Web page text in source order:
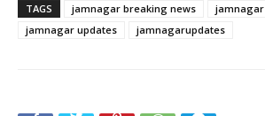
TAGS jamnagar breaking news
jamnagar updates
jamnagarupdates